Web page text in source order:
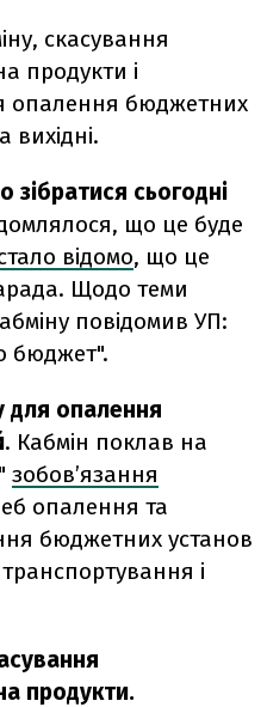
скасування
продукти і
опалення бюджетних
вихідні.
сьогодні
що це буде
відомо, що це
Щодо теми
повідомив УП:
бюджет".
для опалення
. Кабмін поклав на
зобов’язання
опалення та
бюджетних установ
і
продукти.